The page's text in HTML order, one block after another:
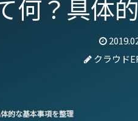
何？具体
クラウド
的な基本事項を整理